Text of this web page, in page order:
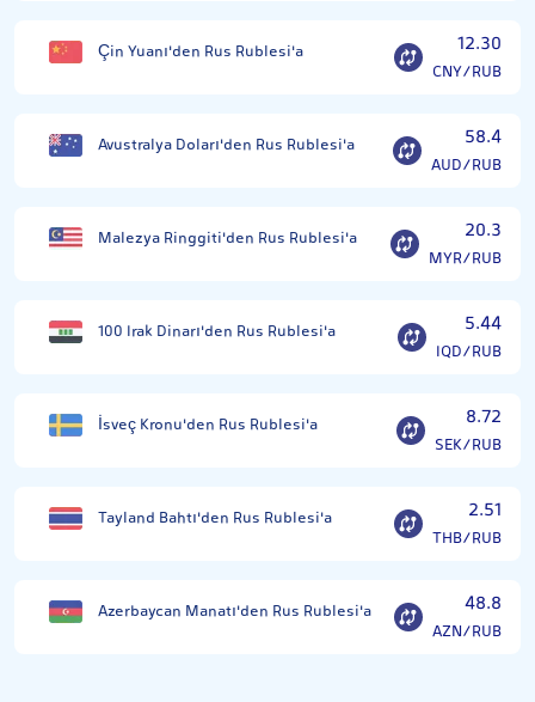
Çin Yuanı'den Rus Rublesi'a 12.30
CNY/RUB
Avustralya Doları'den Rus Rublesi'a 58.4
AUD/RUB
Malezya Ringgiti'den Rus Rublesi'a 20.3
MYR/RUB
100 Irak Dinarı'den Rus Rublesi'a 5.44
IQD/RUB
İsveç Kronu'den Rus Rublesi'a 8.72
SEK/RUB
Tayland Bahtı'den Rus Rublesi'a 2.51
THB/RUB
Azerbaycan Manatı'den Rus Rublesi'a 48.8
AZN/RUB